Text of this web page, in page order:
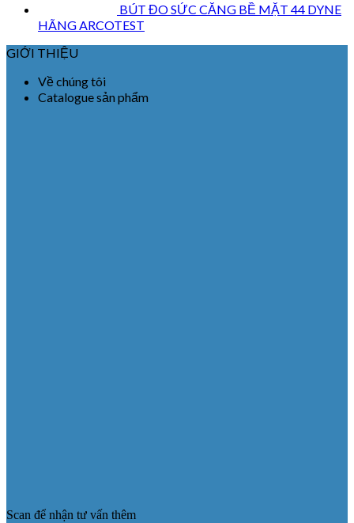
BÚT ĐO SỨC CĂNG BỀ MẶT 44 DYNE
HÃNG ARCOTEST
GIỚI THIỆU
Về chúng tôi
Catalogue sản phẩm
Scan để nhận tư vấn thêm